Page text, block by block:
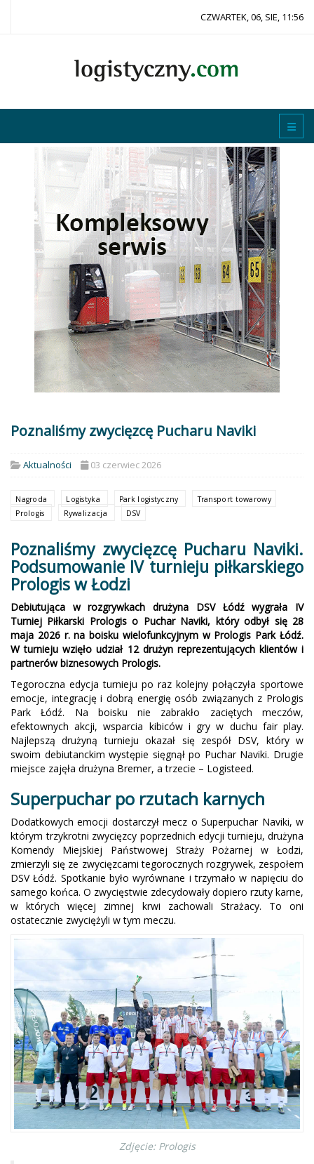
CZWARTEK, 06, SIE, 11:56
Poznaliśmy zwycięzcę Pucharu Naviki
Aktualności 03 czerwiec 2026
Nagroda Logistyka Park logistyczny
Transport towarowy
Prologis
Rywalizacja DSV
Poznaliśmy zwycięzcę Pucharu Naviki.
Podsumowanie IV turnieju piłkarskiego
Prologis w Łodzi
Debiutująca w rozgrywkach drużyna DSV Łódź wygrała IV
Turniej Piłkarski Prologis o Puchar Naviki, który odbył się 28
maja 2026 r. na boisku wielofunkcyjnym w Prologis Park Łódź.
W turnieju wzięło udział 12 drużyn reprezentujących klientów i
partnerów biznesowych Prologis.
Tegoroczna edycja turnieju po raz kolejny połączyła sportowe
emocje, integrację i dobrą energię osób związanych z Prologis
Park Łódź. Na boisku nie zabrakło zaciętych meczów,
efektownych akcji, wsparcia kibiców i gry w duchu fair play.
Najlepszą drużyną turnieju okazał się zespół DSV, który w
swoim debiutanckim występie sięgnął po Puchar Naviki. Drugie
miejsce zajęła drużyna Bremer, a trzecie – Logisteed.
Superpuchar po rzutach karnych
Dodatkowych emocji dostarczył mecz o Superpuchar Naviki, w
którym trzykrotni zwycięzcy poprzednich edycji turnieju, drużyna
Komendy Miejskiej Państwowej Straży Pożarnej w Łodzi,
zmierzyli się ze zwycięzcami tegorocznych rozgrywek, zespołem
DSV Łódź. Spotkanie było wyrównane i trzymało w napięciu do
samego końca. O zwycięstwie zdecydowały dopiero rzuty karne,
w których więcej zimnej krwi zachowali Strażacy. To oni
ostatecznie zwyciężyli w tym meczu.
Zdjęcie: Prologis